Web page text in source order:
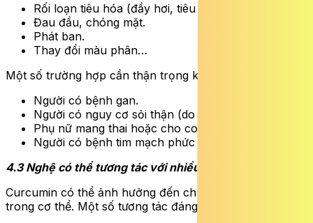
Rối loạn tiêu hóa (đầy hơi, tiêu chảy).
Đau đầu, chóng mặt.
Phát ban.
Thay đổi màu phân…
Một số trường hợp cần thận trọng khi uống nghệ:
Người có bệnh gan.
Người có nguy cơ sỏi thận (do tăng oxalate niệu).
Phụ nữ mang thai hoặc cho con bú.
Người có bệnh tim mạch phức tạp…
4.3 Nghệ có thể tương tác với nhiều loại thuốc
Curcumin có thể ảnh hưởng đến chuyển hóa thuốc
trong cơ thể. Một số tương tác đáng chú ý: